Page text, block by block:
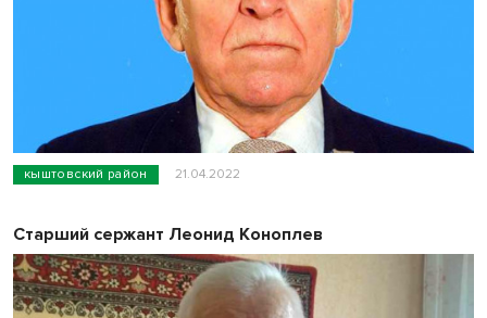
кыштовский район 21.04.2022
Старший сержант Леонид Коноплев